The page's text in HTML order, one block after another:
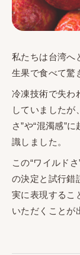
私たちは台湾へ
生果で食べて驚
冷凍技術で失わ
していましたが
さ”や“混濁感”
識しました。
この“ワイルド
の決定と試行錯
実に表現するこ
いただくことが